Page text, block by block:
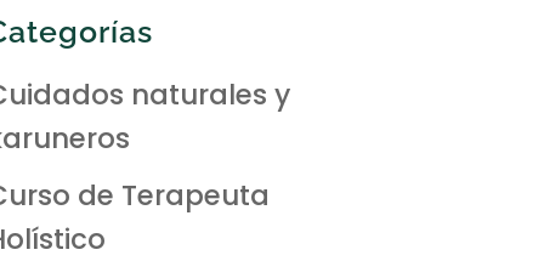
naturales y
de Terapeuta